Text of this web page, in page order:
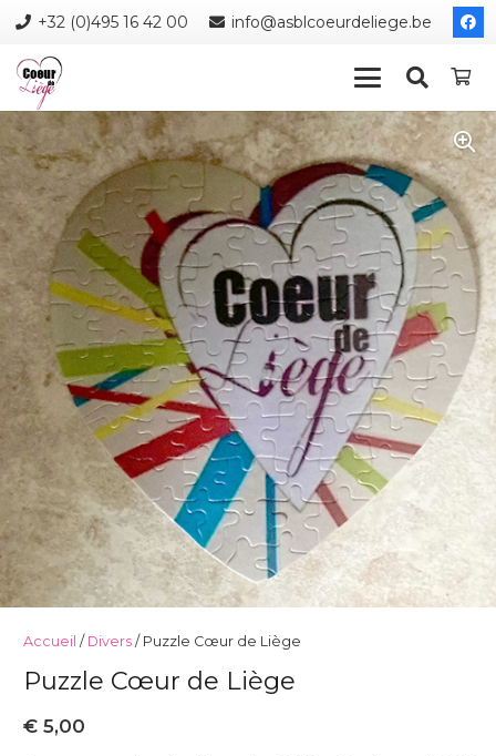
+32 (0)495 16 42 00 info@asblcoeurdeliege.be
Accueil / Divers / Puzzle Cœur de Liège
Puzzle Cœur de Liège
€ 5,00